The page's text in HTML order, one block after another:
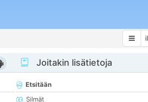
Joitakin lisätietoja
Etsitään
Silmät